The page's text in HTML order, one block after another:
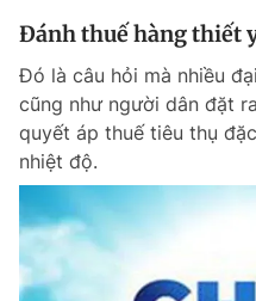
Đánh thuế hàng thiết
Đó là câu hỏi mà nhiều
cũng như người dân đặt
quyết áp thuế tiêu thụ
nhiệt độ.